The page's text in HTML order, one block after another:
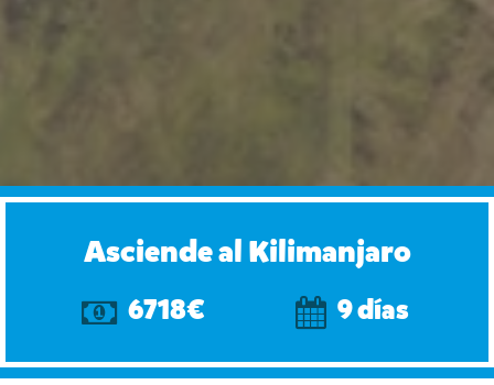
Asciende al Kilimanjaro
6718€ 9 días